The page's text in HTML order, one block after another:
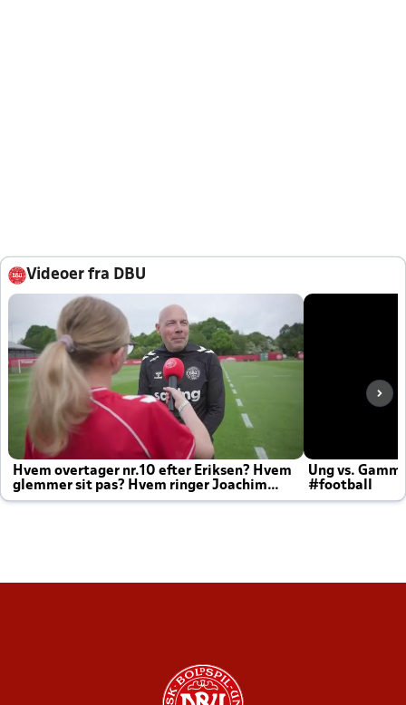
Videoer fra DBU
Hvem overtager nr.10 efter Eriksen? Hvem
glemmer sit pas? Hvem ringer Joachim
altid til efter kampe?
Ung vs.
#football